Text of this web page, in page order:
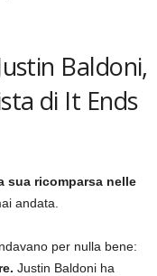
Baldoni,
di It Ends
sua ricomparsa nelle
andata.
per nulla bene:
Justin Baldoni ha